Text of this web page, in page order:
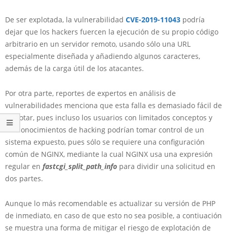
De ser explotada, la vulnerabilidad CVE-2019-11043 podría
dejar que los hackers fuercen la ejecución de su propio código
arbitrario en un servidor remoto, usando sólo una URL
especialmente diseñada y añadiendo algunos caracteres,
además de la carga útil de los atacantes.
Por otra parte, reportes de expertos en análisis de
vulnerabilidades menciona que esta falla es demasiado fácil de
explotar, pues incluso los usuarios con limitados conceptos y
sin conocimientos de hacking podrían tomar control de un
sistema expuesto, pues sólo se requiere una configuración
común de NGINX, mediante la cual NGINX usa una expresión
regular en fastcgi_split_path_info para dividir una solicitud en
dos partes.
Aunque lo más recomendable es actualizar su versión de PHP
de inmediato, en caso de que esto no sea posible, a contiuación
se muestra una forma de mitigar el riesgo de explotación de